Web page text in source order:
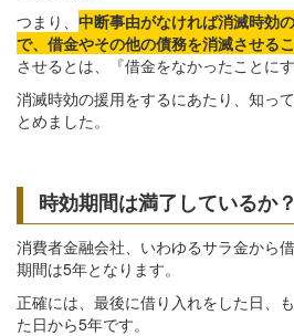
つまり、 中断事由がなければ消滅時効
で、借金やその他の債務を消滅させる
させるとは、『借金をなかったことに
消滅時効の援用をするにあたり、知っ
とめました。
時効期間は満了しているか？
消費者金融会社、いわゆるサラ金から
期間は5年となります。
正確には、最後に借り入れをした日、
た日から5年です。